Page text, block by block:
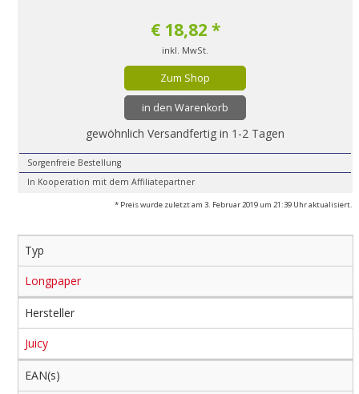
€ 18,82 *
inkl. MwSt.
Zum Shop
in den Warenkorb
gewöhnlich Versandfertig in 1-2 Tagen
Sorgenfreie Bestellung
In Kooperation mit dem Affiliatepartner
* Preis wurde zuletzt am 3. Februar 2019 um 21:39 Uhr aktualisiert.
Typ
Longpaper
Hersteller
Juicy
EAN(s)